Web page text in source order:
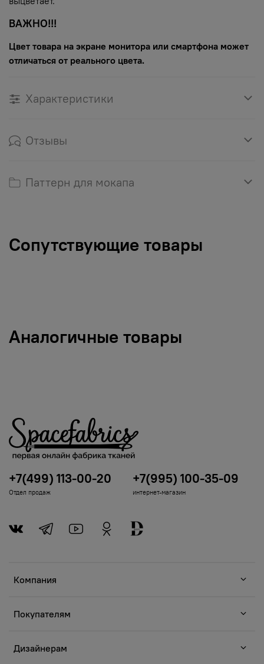
ВАЖНО!!!
Цвет товара на экране монитора или смартфона может
отличаться от реального цвета.
Характеристики
Отзывы
Паттерн для мокапа
Сопутствующие товары
Аналогичные товары
Компания
Покупателям
Дизайнерам
+7(499) 113-00-20
Отдел продаж
+7(995) 100-35-09
интернет-магазин